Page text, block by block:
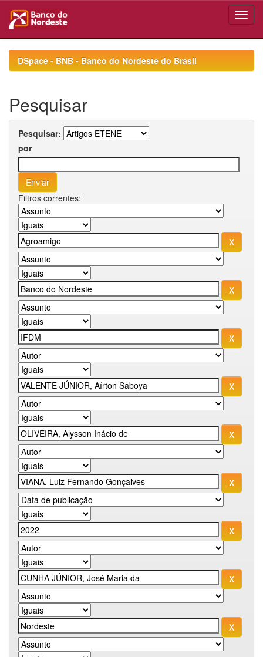
navigationDSpace - BNB - Banco do Nordeste do Brasil
Pesquisar
Pesquisar:
por
Filtros correntes: